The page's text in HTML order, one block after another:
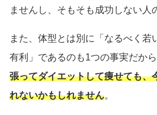
ませんし、そもそも成功しない人
また、体型とは別に「なるべく若
有利」であるのも1つの事実だから
張ってダイエットして痩せても、
れないかもしれません。